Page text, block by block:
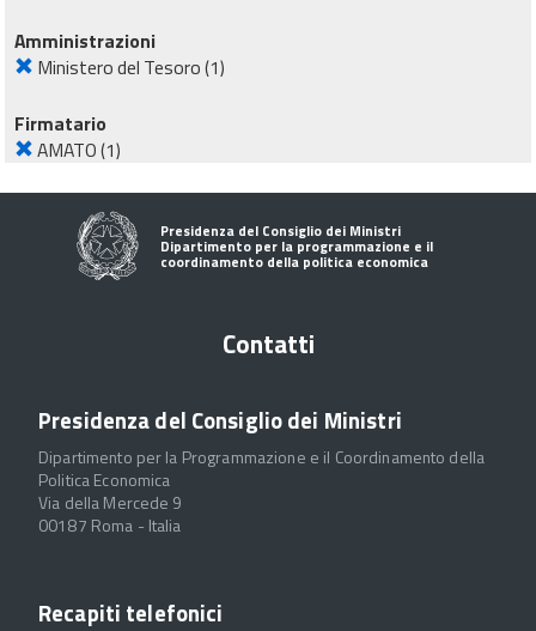
Amministrazioni
Ministero del Tesoro(1)
Firmatario
AMATO(1)
Presidenza del Consiglio dei Ministri
Dipartimento per la programmazione e il
coordinamento della politica economica
Contatti
Presidenza del Consiglio dei Ministri
Dipartimento per la Programmazione e il Coordinamento della
Politica Economica
Via della Mercede 9
00187 Roma - Italia
Recapiti telefonici